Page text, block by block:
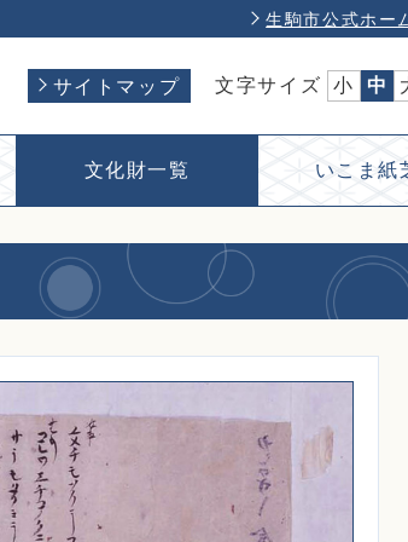
生駒市公式ホー
サイトマップ 文字サイズ 小 中
文化財一覧 いこま紙